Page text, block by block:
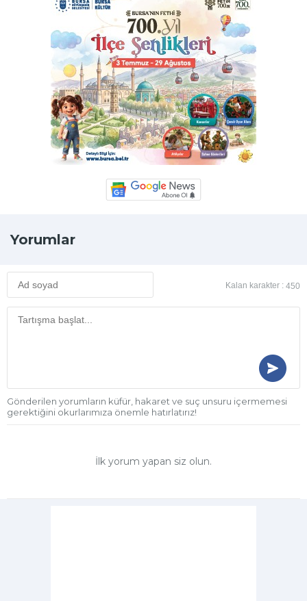
Yorumlar
Kalan karakter : 450
Gönderilen yorumların küfür, hakaret ve suç unsuru içermemesi
gerektiğini okurlarımıza önemle hatırlatırız!
İlk yorum yapan siz olun.